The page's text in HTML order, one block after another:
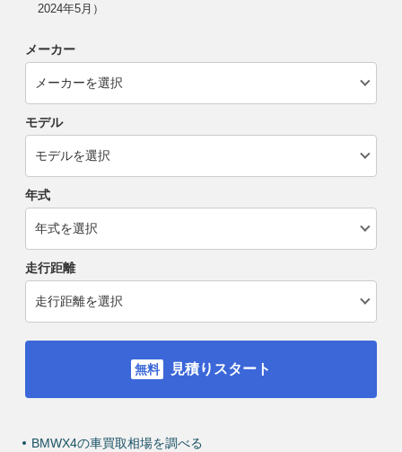
2024年5月）
メーカー
モデル
年式
走行距離
見積りスタート
BMWX4の車買取相場を調べる